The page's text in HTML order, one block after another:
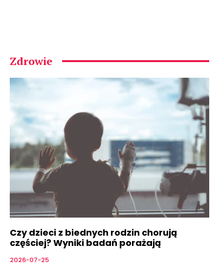
Zdrowie
Czy dzieci z biednych rodzin chorują
częściej? Wyniki badań porażają
2026-07-25